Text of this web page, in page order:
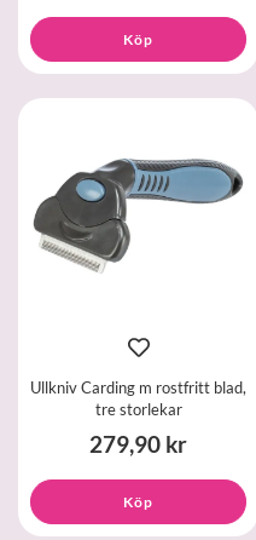
Köp
Ullkniv Carding m rostfritt blad,
tre storlekar
279,90 kr
Köp